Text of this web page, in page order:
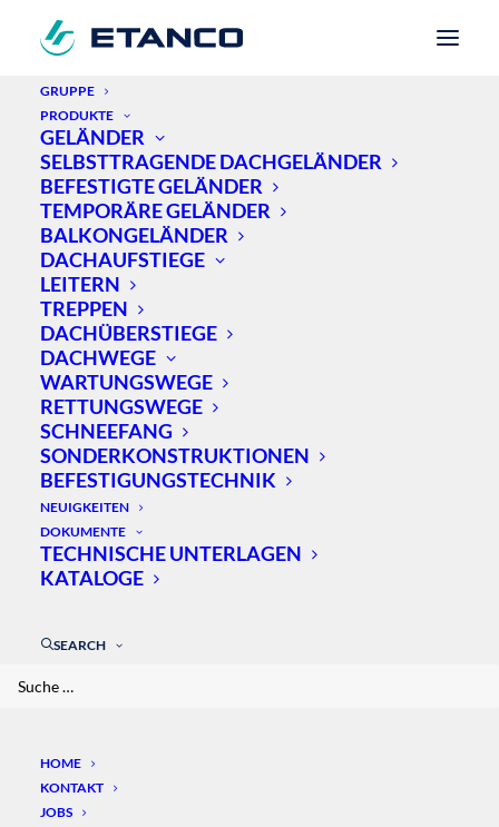
GRUPPE
PRODUKTE
GELÄNDER
SELBSTTRAGENDE DACHGELÄNDER
BEFESTIGTE GELÄNDER
TEMPORÄRE GELÄNDER
BALKONGELÄNDER
DACHAUFSTIEGE
LEITERN
TREPPEN
DACHÜBERSTIEGE
DACHWEGE
WARTUNGSWEGE
RETTUNGSWEGE
SCHNEEFANG
SONDERKONSTRUKTIONEN
BEFESTIGUNGSTECHNIK
NEUIGKEITEN
DOKUMENTE
TECHNISCHE UNTERLAGEN
KATALOGE
SEARCH
HOME
KONTAKT
JOBS
Home Neuigkeiten
Schulkomplex HTL Bau & Design
SCHULKOMPLEX HTL
BAU & DESIGN
MONTAGE VON
DACHÜBERSTIEGEN
UND LEITERN
6026 INNSBRUCK, ÖSTERREICH